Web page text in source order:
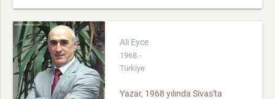
Ali Eyce
1968 -
Türkiye
Yazar, 1968 yılında Sivas'ta